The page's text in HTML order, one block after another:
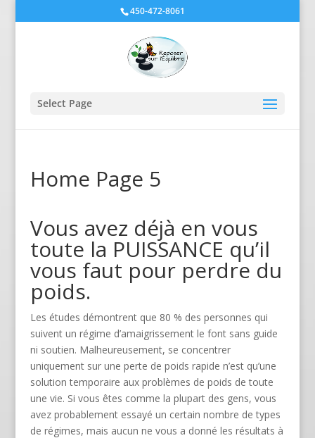
450-472-8061
Select Page
Home Page 5
Vous avez déjà en vous
toute la PUISSANCE qu’il
vous faut pour perdre du
poids.
Les études démontrent que 80 % des personnes qui
suivent un régime d’amaigrissement le font sans guide
ni soutien. Malheureusement, se concentrer
uniquement sur une perte de poids rapide n’est qu’une
solution temporaire aux problèmes de poids de toute
une vie. Si vous êtes comme la plupart des gens, vous
avez probablement essayé un certain nombre de types
de régimes, mais aucun ne vous a donné les résultats à